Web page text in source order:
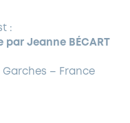
:
Jeanne BÉCART
Garches – France